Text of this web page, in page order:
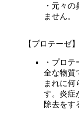
・元々
ません。
【プロテーゼ】
・プロ
全な物質
まれに何
す。炎症
除去をす